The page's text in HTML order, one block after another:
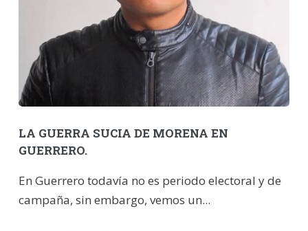
LA GUERRA SUCIA DE MORENA EN
GUERRERO.
En Guerrero todavía no es periodo electoral y de
campaña, sin embargo, vemos un...